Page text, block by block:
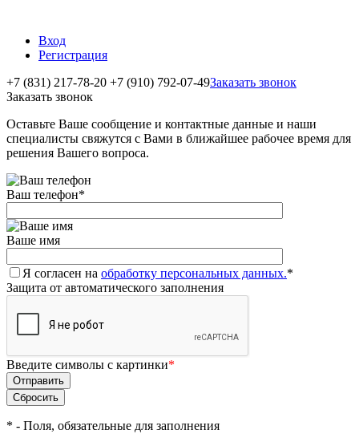
Вход
Регистрация
+7 (831) 217-78-20 +7 (910) 792-07-49Заказать звонок
Заказать звонок
Оставьте Ваше сообщение и контактные данные и наши
специалисты свяжутся с Вами в ближайшее рабочее время для
решения Вашего вопроса.
Ваш телефон*
Ваше имя
Я согласен на обработку персональных данных.*
Защита от автоматического заполнения
Введите символы с картинки*
* - Поля, обязательные для заполнения